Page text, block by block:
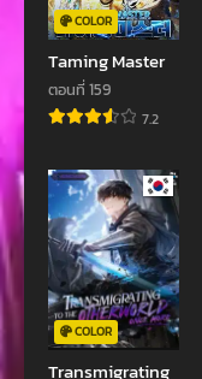
ตอนที่ 124
มกราคม 1, 2022
ตอนที่ 122
มกราคม 1, 2022
ตอนที่ 120
มกราคม 1, 2022
ตอนที่ 118
มกราคม 1, 2022
ตอนที่ 116
มกราคม 1, 2022
COLOR
Taming Master
ตอนที่ 159
7.2
COLOR
Transmigrating